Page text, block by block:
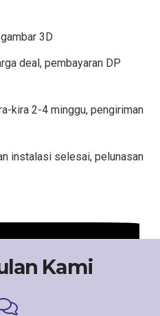
3D
deal, pembayaran DP
kira 2-4 minggu, pengiriman
instalasi selesai, pelunasan
Kami